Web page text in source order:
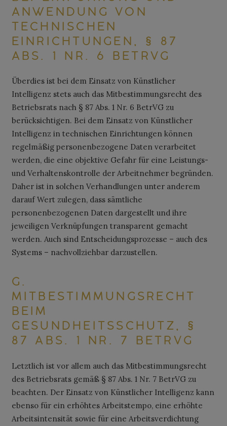
ANWENDUNG VON
TECHNISCHEN
EINRICHTUNGEN, § 87
ABS. 1 NR. 6 BETRVG
Überdies ist bei dem Einsatz von Künstlicher
Intelligenz stets auch das Mitbestimmungsrecht des
Betriebsrats nach § 87 Abs. 1 Nr. 6 BetrVG zu
berücksichtigen. Bei dem Einsatz von Künstlicher
Intelligenz in technischen Einrichtungen können
regelmäßig personenbezogene Daten verarbeitet
werden, die eine objektive Gefahr für eine Leistungs-
und Verhaltenskontrolle der Arbeitnehmer begründen.
Daher ist in solchen Verhandlungen unter anderem
darauf Wert zulegen, dass sämtliche
personenbezogenen Daten dargestellt und ihre
jeweiligen Verknüpfungen transparent gemacht
werden. Auch sind Entscheidungsprozesse – auch des
Systems – nachvollziehbar darzustellen.
G.
M ITBESTIMMUNGSRECHT
BEIM
GESUNDHEITSSCHUTZ, §
87 ABS. 1 NR. 7 BETRVG
Letztlich ist vor allem auch das Mitbestimmungsrecht
des Betriebsrats gemäß § 87 Abs. 1 Nr. 7 BetrVG zu
beachten. Der Einsatz von Künstlicher Intelligenz kann
ebenso für ein erhöhtes Arbeitstempo, eine erhöhte
Arbeitsintensität sowie für eine Arbeitsverdichtung